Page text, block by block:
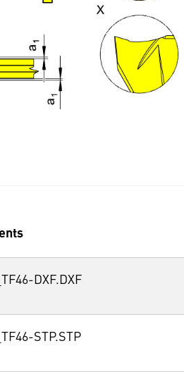
DXF.DXF
STP.STP